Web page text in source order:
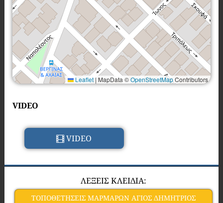
Leaflet | MapData ©OpenStreetMapContributors
VIDEO
VIDEO
ΛΕΞΕΙΣ ΚΛΕΙΔΙΑ:
ΤΟΠΟΘΕΤΗΣΕΙΣ ΜΑΡΜΑΡΩΝ ΑΓΙΟΣ ΔΗΜΗΤΡΙΟΣ